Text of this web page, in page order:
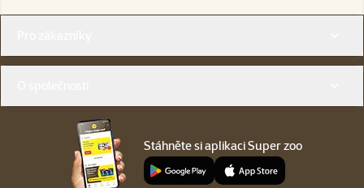
Stáhněte si aplikaci Super zoo